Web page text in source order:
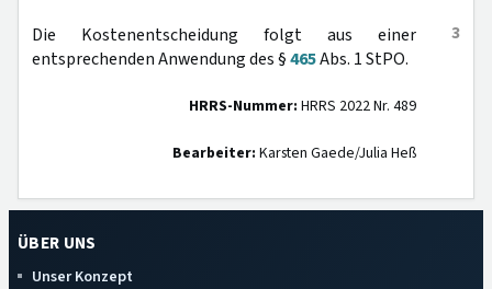
3
Die Kostenentscheidung folgt aus einer
entsprechenden Anwendung des §465Abs. 1 StPO.
HRRS-Nummer: HRRS 2022 Nr. 489
Bearbeiter: Karsten Gaede/Julia Heß
ÜBER UNS
Unser Konzept